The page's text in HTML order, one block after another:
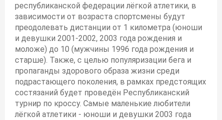
республиканской федерации лёгкой атлетики, в
зависимости от возраста спортсмены будут
преодолевать дистанции от 1 километра (юноши
и девушки 2001-2002, 2003 года рождения и
моложе) до 10 (мужчины 1996 года рождения и
старше). Также, с целью популяризации бега и
пропаганды здорового образа жизни среди
подрастающего поколения, в рамках предстоящих
состязаний будет проведён Республиканский
турнир по кроссу. Самые маленькие любители
лёгкой атлетики - юноши и девушки 2003 года